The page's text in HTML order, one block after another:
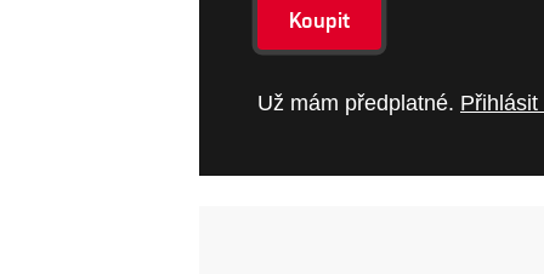
Koupit
Už mám předplatné. Přihlásit